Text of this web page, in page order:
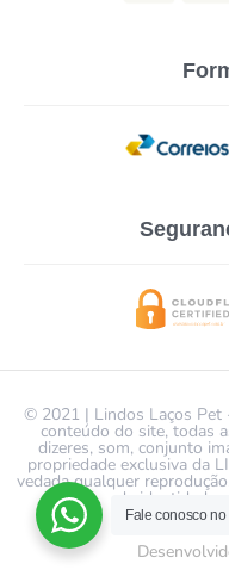
© 2021 | Lindos Laços Pet
conteúdo do site, todas
dizeres, som, conjunto
propriedade exclusiva da
vedada qualquer
de
Fale conosco no